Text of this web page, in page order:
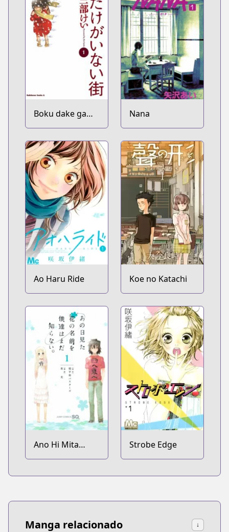
Boku dake ga
Inai Machi
Nana
Ao Haru Ride Koe no Katachi
Ano Hi Mita
Hana no Namae
Strobe Edge
Manga relacionado ↓